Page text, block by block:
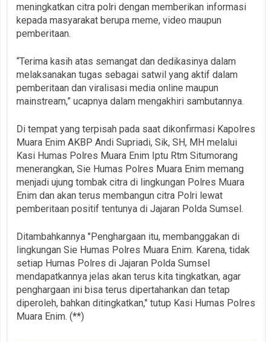
meningkatkan citra polri dengan memberikan informasi
kepada masyarakat berupa meme, video maupun
pemberitaan.
“Terima kasih atas semangat dan dedikasinya dalam
melaksanakan tugas sebagai satwil yang aktif dalam
pemberitaan dan viralisasi media online maupun
mainstream,” ucapnya dalam mengakhiri sambutannya.
Di tempat yang terpisah pada saat dikonfirmasi Kapolres
Muara Enim AKBP Andi Supriadi, Sik, SH, MH melalui
Kasi Humas Polres Muara Enim Iptu Rtm Situmorang
menerangkan, Sie Humas Polres Muara Enim memang
menjadi ujung tombak citra di lingkungan Polres Muara
Enim dan akan terus membangun citra Polri lewat
pemberitaan positif tentunya di Jajaran Polda Sumsel.
Ditambahkannya "Penghargaan itu, membanggakan di
lingkungan Sie Humas Polres Muara Enim. Karena, tidak
setiap Humas Polres di Jajaran Polda Sumsel
mendapatkannya jelas akan terus kita tingkatkan, agar
penghargaan ini bisa terus dipertahankan dan tetap
diperoleh, bahkan ditingkatkan," tutup Kasi Humas Polres
Muara Enim. (**)